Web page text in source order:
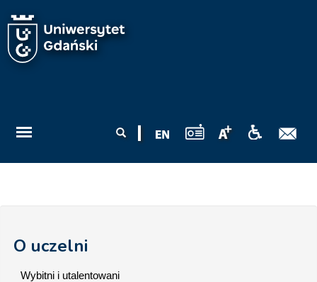
wyszukiwania
O uczelni
Wybitni i utalentowani